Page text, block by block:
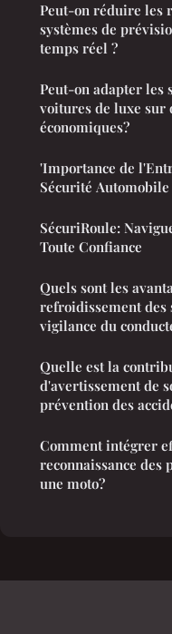
Peut-on réduire les
systèmes de
temps réel ?
Peut-on adapter les
voitures de luxe sur
économiques?
'Importance de
Sécurité Automobile
SécuriRoule:
Toute Confiance
Quels sont les
refroidissement des
vigilance du
Quelle est la
d'avertissement de
prévention des
Comment intégrer
reconnaissance des
une moto?